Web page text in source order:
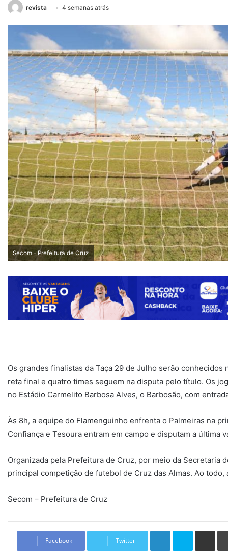
revista 4 semanas atrás
Secom - Prefeitura de Cruz
Os grandes finalistas da Taça 29 de Julho serão
reta final e quatro times seguem na disputa pelo título. Os
no Estádio Carmelito Barbosa Alves, o Barbosão, com
Às 8h, a equipe do Flamenguinho enfrenta o Palmeiras na
Confiança e Tesoura entram em campo e disputam a última
Organizada pela Prefeitura de Cruz, por meio da Secretaria
principal competição de futebol de Cruz das Almas. Ao
Secom – Prefeitura de Cruz
Facebook Twitter
Linkedin Skype